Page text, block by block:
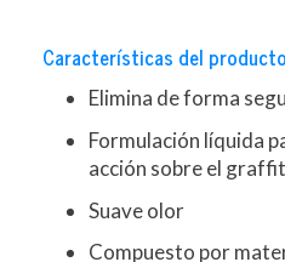
Características del
Elimina de forma
Formulación líquida
acción sobre el
Suave olor
Compuesto por